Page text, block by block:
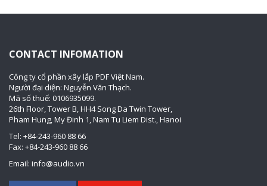
CONTACT INFOMATION
Công ty cổ phần xây lắp PDF Việt Nam.
Người đại diện: Nguyễn Văn Thạch.
Mã số thuế: 0106935099.
26th Floor, Tower B, HH4 Song Da Twin Tower,
Pham Hung, My Đinh 1, Nam Tu Liem Dist., Hanoi
Tel: +84-243-960 88 66
Fax: +84-243-960 88 66
Email: info@audio.vn